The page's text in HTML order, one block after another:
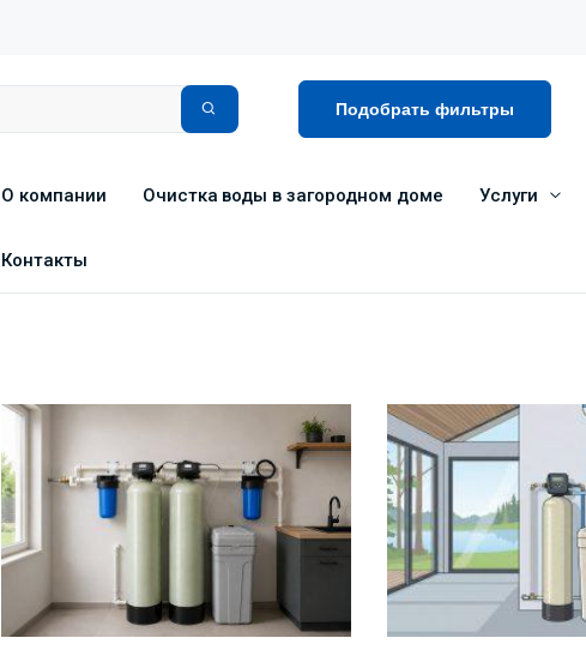
Подобрать фильтры
О компании Очистка воды в загородном доме Услуги
Контакты